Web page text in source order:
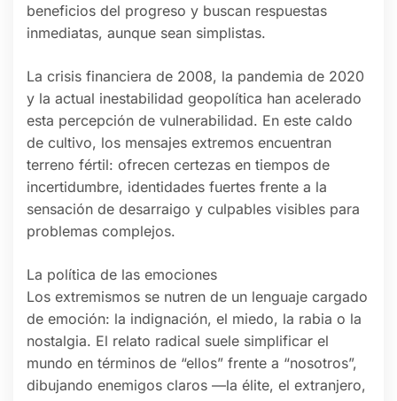
beneficios del progreso y buscan respuestas
inmediatas, aunque sean simplistas.
La crisis financiera de 2008, la pandemia de 2020
y la actual inestabilidad geopolítica han acelerado
esta percepción de vulnerabilidad. En este caldo
de cultivo, los mensajes extremos encuentran
terreno fértil: ofrecen certezas en tiempos de
incertidumbre, identidades fuertes frente a la
sensación de desarraigo y culpables visibles para
problemas complejos.
La política de las emociones
Los extremismos se nutren de un lenguaje cargado
de emoción: la indignación, el miedo, la rabia o la
nostalgia. El relato radical suele simplificar el
mundo en términos de “ellos” frente a “nosotros”,
dibujando enemigos claros —la élite, el extranjero,